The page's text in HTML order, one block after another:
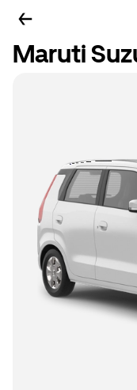
Maruti